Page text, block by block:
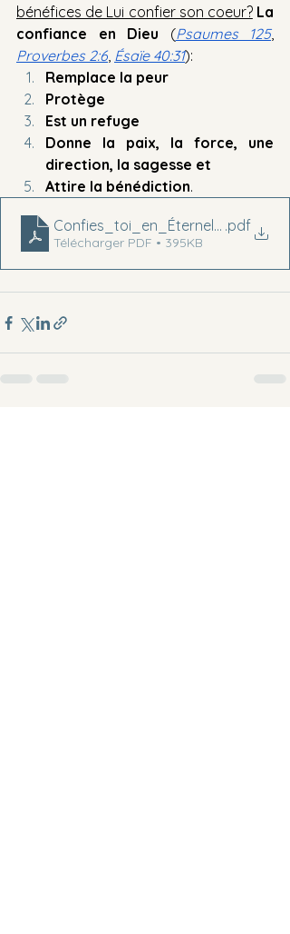
bénéfices de Lui confier son coeur? La
confiance en Dieu (Psaumes 125
Proverbes 2:6, Ésaïe 40:31):
Remplace la peur
Protège
Est un refuge
Donne la paix, la force, une
direction, la sagesse et
Attire la bénédiction.
Confies_toi_en_Éternel Papa
.pdf
Télécharger PDF • 395KB